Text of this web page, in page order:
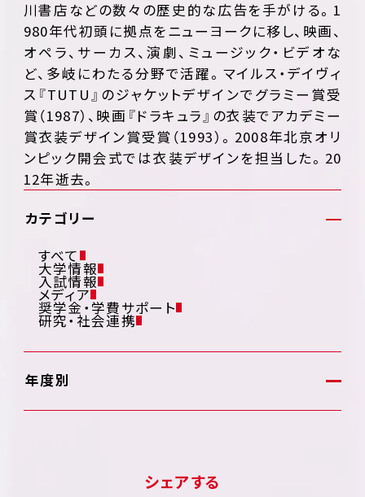
カテゴリー
すべて
大学情報
入試情報
メディア
奨学金・学費サポート
研究・社会連携
年度別
川書店などの数々の歴史的な広告を手がける。1
980年代初頭に拠点をニューヨークに移し、映画、
オペラ、サーカス、演劇、ミュージック・ビデオな
ど、多岐にわたる分野で活躍。マイルス・デイヴィ
ス『TUTU』のジャケットデザインでグラミー賞受
賞（1987）、映画『ドラキュラ』の衣装でアカデミー
賞衣装デザイン賞受賞（1993）。2008年北京オリ
ンピック開会式では衣装デザインを担当した。20
12年逝去。
シェアする